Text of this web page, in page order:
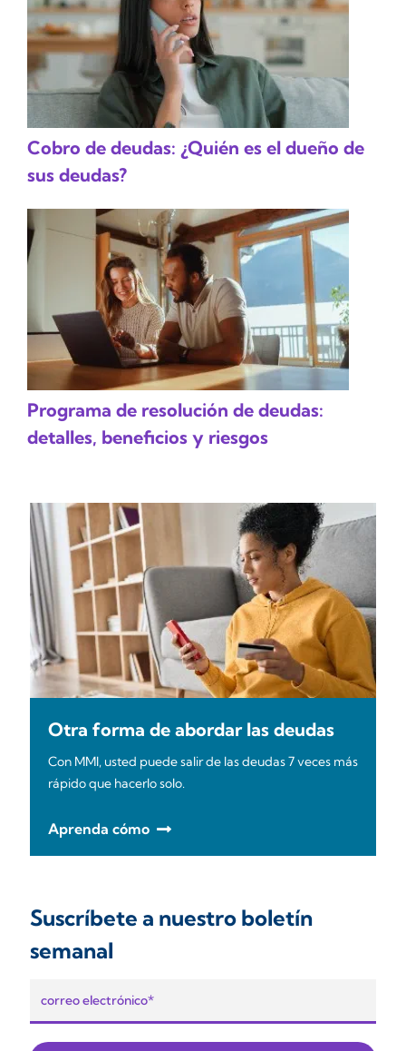
Cobro de deudas: ¿Quién es el dueño de
sus deudas?
Programa de resolución de deudas:
detalles, beneficios y riesgos
Otra forma de abordar las deudas
Con MMI, usted puede salir de las deudas 7 veces más
rápido que hacerlo solo.
Aprenda cómo
Suscríbete a nuestro boletín
semanal